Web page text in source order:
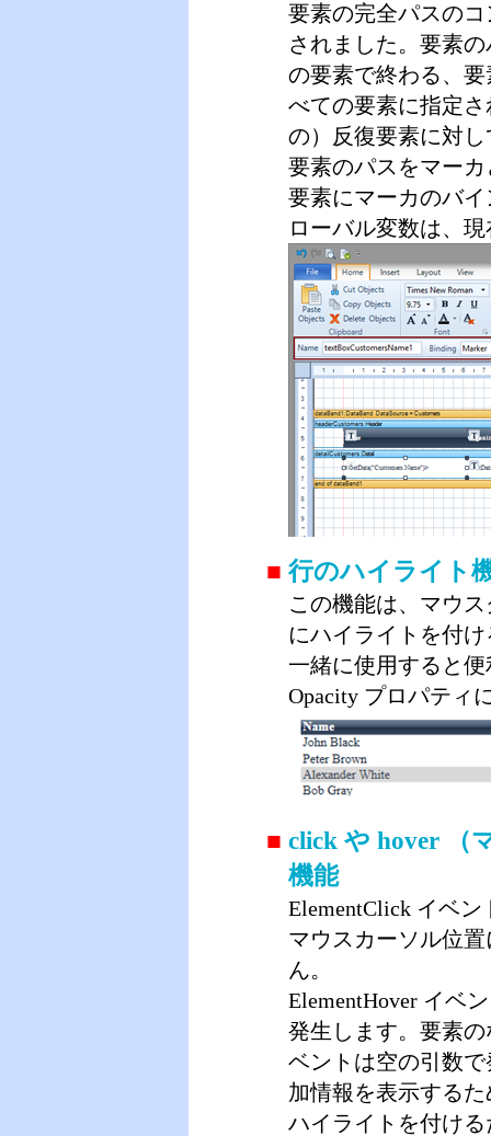
要素の完全パスの
されました。要素
の要素で終わる、
べての要素に指定
の）反復要素に対
要素のパスをマー
要素にマーカのバ
ローバル変数は、
■ 行のハイライト
この機能は、マウ
にハイライトを付け
一緒に使用すると
Opacity プロパティ
■ click や hover （
機能
ElementClick イベ
マウスカーソル位
ん。
ElementHover イベ
発生します。要素
ベントは空の引数
加情報を表示する
ハイライトを付け